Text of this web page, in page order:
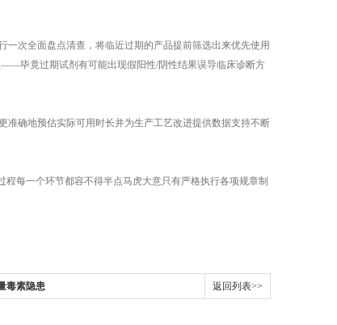
次全面盘点清查，将临近过期的产品提前筛选出来优先使用
毕竟过期试剂有可能出现假阳性/阴性结果误导临床诊断方
确地预估实际可用时长并为生产工艺改进提供数据支持不断
每一个环节都容不得半点马虎大意只有严格执行各项规章制
毒素隐患 返回列表>>